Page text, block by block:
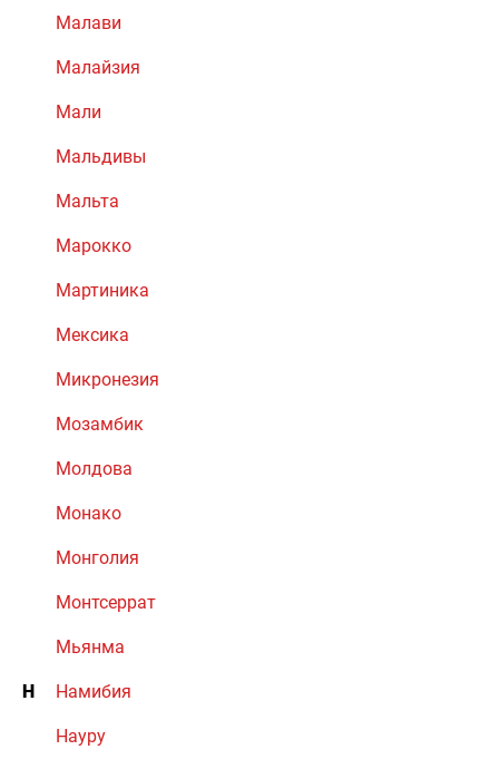
Малави
Малайзия
Мали
Мальдивы
Мальта
Марокко
Мартиника
Мексика
Микронезия
Мозамбик
Молдова
Монако
Монголия
Монтсеррат
Мьянма
Н Намибия
Науру